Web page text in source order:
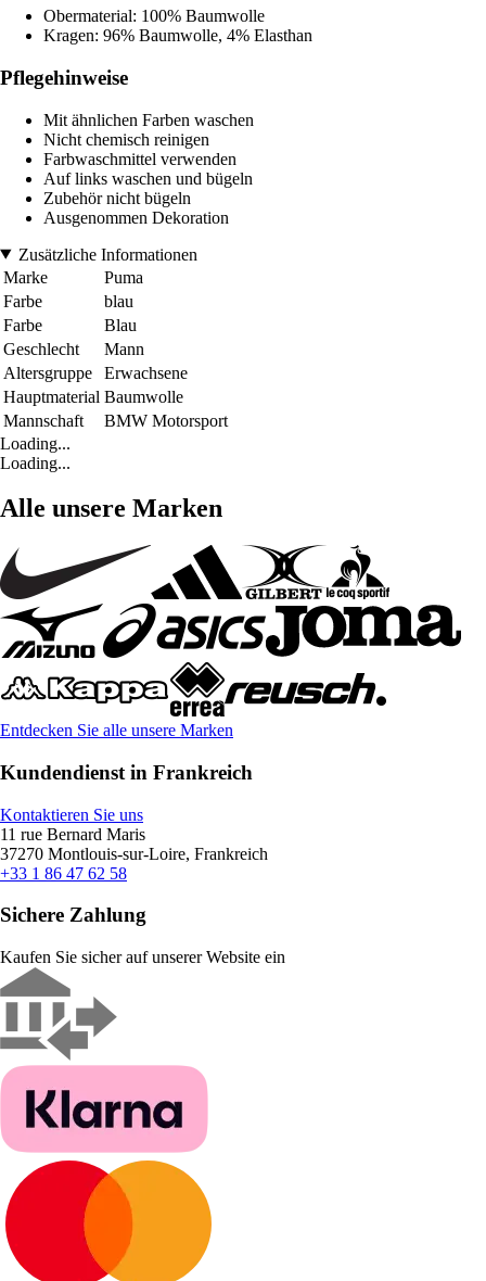
Obermaterial: 100% Baumwolle
Kragen: 96% Baumwolle, 4% Elasthan
Pflegehinweise
Mit ähnlichen Farben waschen
Nicht chemisch reinigen
Farbwaschmittel verwenden
Auf links waschen und bügeln
Zubehör nicht bügeln
Ausgenommen Dekoration
Zusätzliche Informationen
Marke
Puma
Farbe
blau
Farbe
Blau
Geschlecht
Mann
Altersgruppe
Erwachsene
Hauptmaterial Baumwolle
Mannschaft
BMW Motorsport
Loading...
Loading...
Alle unsere Marken
Entdecken Sie alle unsere Marken
Kundendienst in Frankreich
Kontaktieren Sie uns
11 rue Bernard Maris
37270 Montlouis-sur-Loire, Frankreich
+33 1 86 47 62 58
Sichere Zahlung
Kaufen Sie sicher auf unserer Website ein